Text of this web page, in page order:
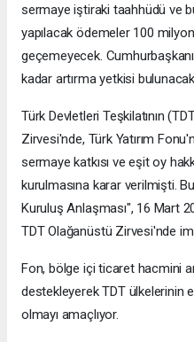
sermaye iştiraki taahhüdü ve
yapılacak ödemeler 100 milyon
geçemeyecek.
kadar artırma yetkisi
Türk Devletleri Teşkilatının
Zirvesi'nde, Türk Yatırım
sermaye katkısı ve eşit oy
kurulmasına karar verilmişti.
Kuruluş Anlaşması", 16 Mart
TDT Olağanüstü Zirvesi'nde
Fon, bölge içi ticaret hacmini
destekleyerek TDT ülkelerinin
olmayı amaçlıyor.